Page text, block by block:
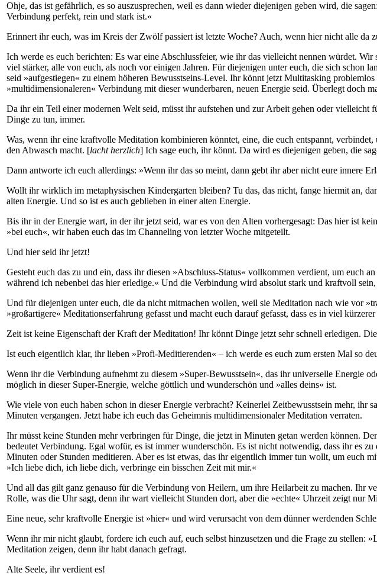
Ohje, das ist gefährlich, es so auszusprechen, weil es dann wieder diejenigen geben wird, die
Verbindung perfekt, rein und stark ist.«
Erinnert ihr euch, was im Kreis der Zwölf passiert ist letzte Woche? Auch, wenn hier nicht alle da
Ich werde es euch berichten: Es war eine Abschlussfeier, wie ihr das vielleicht nennen würdet.
viel stärker, alle von euch, als noch vor einigen Jahren. Für diejenigen unter euch, die sich schon
seid »aufgestiegen« zu einem höheren Bewusstseins-Level. Ihr könnt jetzt Multitasking
»multidimensionaleren« Verbindung mit dieser wunderbaren, neuen Energie seid. Überlegt doch
Da ihr ein Teil einer modernen Welt seid, müsst ihr aufstehen und zur Arbeit gehen oder
Dinge zu tun, immer.
Was, wenn ihr eine kraftvolle Meditation kombinieren könntet, eine, die euch entspannt,
den Abwasch macht. [lacht herzlich] Ich sage euch, ihr könnt. Da wird es diejenigen geben, die
Dann antworte ich euch allerdings: »Wenn ihr das so meint, dann gebt ihr aber nicht eure innere
Wollt ihr wirklich im metaphysischen Kindergarten bleiben? Tu das, das nicht, fange hiermit an,
alten Energie. Und so ist es auch geblieben in einer alten Energie.
Bis ihr in der Energie wart, in der ihr jetzt seid, war es von den Alten vorhergesagt: Das hier ist
»bei euch«, wir haben euch das im Channeling von letzter Woche mitgeteilt.
Und hier seid ihr jetzt!
Gesteht euch das zu und ein, dass ihr diesen »Abschluss-Status« vollkommen verdient, um euch
während ich nebenbei das hier erledige.« Und die Verbindung wird absolut stark und kraftvoll
Und für diejenigen unter euch, die da nicht mitmachen wollen, weil sie Meditation nach wie vor
»großartigere« Meditationserfahrung gefasst und macht euch darauf gefasst, dass es in viel
Zeit ist keine Eigenschaft der Kraft der Meditation! Ihr könnt Dinge jetzt sehr schnell erledigen.
Ist euch eigentlich klar, ihr lieben »Profi-Meditierenden« – ich werde es euch zum ersten Mal so
Wenn ihr die Verbindung aufnehmt zu diesem »Super-Bewusstsein«, das ihr universelle Energie
möglich in dieser Super-Energie, welche göttlich und wunderschön und »alles deins« ist.
Wie viele von euch haben schon in dieser Energie verbracht? Keinerlei Zeitbewusstsein mehr, ihr
Minuten vergangen. Jetzt habe ich euch das Geheimnis multidimensionaler Meditation verraten.
Ihr müsst keine Stunden mehr verbringen für Dinge, die jetzt in Minuten getan werden können.
bedeutet Verbindung. Egal wofür, es ist immer wunderschön. Es ist nicht notwendig, dass ihr es
Minuten oder Stunden meditieren. Aber es ist etwas, das ihr eigentlich immer tun wollt, um euch
»Ich liebe dich, ich liebe dich, verbringe ein bisschen Zeit mit mir.«
Und all das gilt ganz genauso für die Verbindung von Heilern, um ihre Heilarbeit zu machen. Ihr
Rolle, was die Uhr sagt, denn ihr wart vielleicht Stunden dort, aber die »echte« Uhrzeit zeigt nur
Eine neue, sehr kraftvolle Energie ist »hier« und wird verursacht von dem dünner werdenden
Wenn ihr mir nicht glaubt, fordere ich euch auf, euch selbst hinzusetzen und die Frage zu stellen:
Meditation zeigen, denn ihr habt danach gefragt.
Alte Seele, ihr verdient es!